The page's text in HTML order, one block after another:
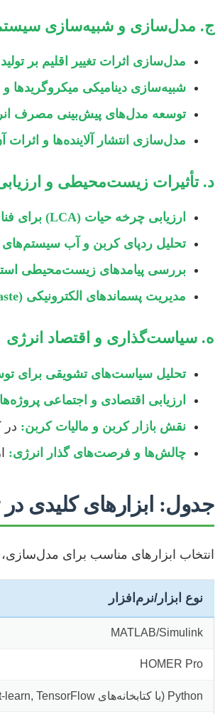
ج. مدل‌سازی و شبیه‌سازی
مدل‌سازی اثرات تغییر اقلیم بر
شبیه‌سازی دینامیکی میکروگریدها و
توسعه مدل‌های پیش‌بینی مصرف
مدل‌سازی انتشار آلاینده‌ها و
د. تأثیرات زیست‌محیطی و
ارزیابی چرخه حیات (LCA) برای فناوری‌های ذخیره‌سازی انرژی:
تحلیل ردپای کربن و آب سیستم‌های
بررسی پیامدهای زیست‌محیطی
مدیریت پسماندهای الکترونیکی (E-waste) ناشی از تجهیزات انرژی تجدیدپذیر:
ه. سیاست‌گذاری و اقتصاد انرژی
تحلیل سیاست‌های تشویقی برای
ارزیابی اقتصادی و اجتماعی
نقش بازار کربن و مالیات کربن: در
چالش‌ها و فرصت‌های گذار انرژی:
جدول: ابزارهای کلیدی
انتخاب ابزارهای مناسب برای
نوع ابزار/نرم‌افزار
MATLAB/Simulink
HOMER Pro
Python (با کتابخانه‌های Pandas, NumPy, Scikit-learn, TensorFlow)